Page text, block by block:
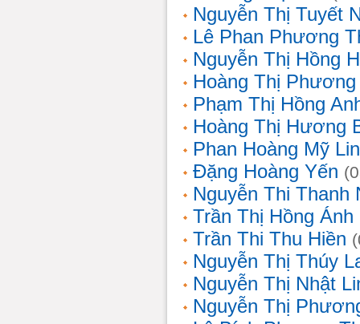
Nguyễn Thị Tuyết
Lê Phan Phương
Nguyễn Thị Hồng
Hoàng Thị Phương
Phạm Thị Hồng
Hoàng Thị Hương
Phan Hoàng Mỹ
Đặng Hoàng Yến
Nguyễn Thi Thanh
Trần Thị Hồng Ánh
Trần Thi Thu Hiền
Nguyễn Thị Thúy
Nguyễn Thị Nhật
Nguyễn Thị